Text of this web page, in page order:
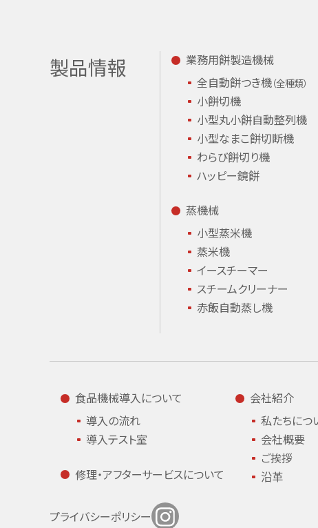
製品情報
業務用餅製造機械
全自動餅つき機（全種類）
小餅切機
小型丸小餅自動整列機
小型なまこ餅切断機
わらび餅切り機
ハッピー鏡餅
蒸機械
小型蒸米機
蒸米機
イースチーマー
スチームクリーナー
赤飯自動蒸し機
食品機械導入について
導入の流れ
導入テスト室
修理・アフターサービスについて
会社紹介
私たちにつ
会社概要
ご挨拶
沿革
プライバシーポリシー